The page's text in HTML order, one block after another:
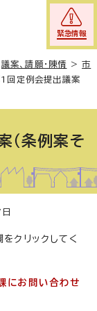
緊急情報
議案、請願・陳情 >市
回定例会提出議案
（条例案そ
クリックしてく
にお問い合わせ